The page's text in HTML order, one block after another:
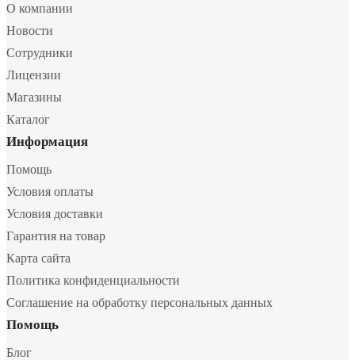
О компании
Новости
Сотрудники
Лицензии
Магазины
Каталог
Информация
Помощь
Условия оплаты
Условия доставки
Гарантия на товар
Карта сайта
Политика конфиденциальности
Соглашение на обработку персональных данных
Помощь
Блог